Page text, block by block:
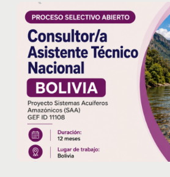
abre
convocatoria
para
Consultor/a
Asistente
Técnico
Nacional
del
Proyecto
SAA